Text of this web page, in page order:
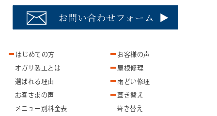
はじめての方
オガサ製工とは
選ばれる理由
お客さまの声
メニュー別料金表
お客様の声
屋根修理
雨どい修理
葺き替え
葺き替え